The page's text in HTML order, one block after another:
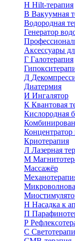
H Hilt-терапия
В Вакуумная
Водородная
Генератор
Аксессуары
Г Галотерапия
Д
Диатермия
И Ингалятор
К Квантовая
Кислородная
Концентратор
Криотерапия
Л Лазерная
М
Массажёр
Н Насадка к
П
Р
С